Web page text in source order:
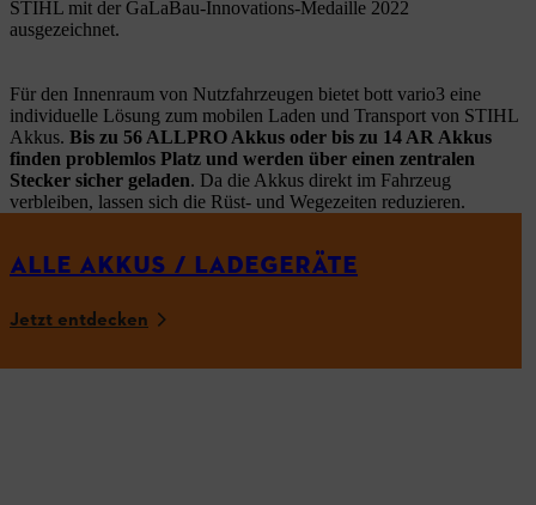
STIHL mit der GaLaBau-Innovations-Medaille 2022
ausgezeichnet.
Für den Innenraum von Nutzfahrzeugen bietet bott vario3 eine
individuelle Lösung zum mobilen Laden und Transport von STIHL
Akkus. Bis zu 56 ALLPRO Akkus oder bis zu 14 AR Akkus
finden problemlos Platz und werden über einen zentralen
Stecker sicher geladen. Da die Akkus direkt im Fahrzeug
verbleiben, lassen sich die Rüst- und Wegezeiten reduzieren.
ALLE AKKUS / LADEGERÄTE
Jetzt entdecken